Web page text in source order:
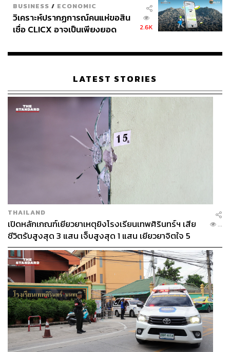
มีบางวันที่ตื่นมาแล้วอยากออกไปลุยแบบไม่มีแพลน ไม่อยาก
เสียเวลาคิดเรื่องการแต่งตัว แต่ยังอยากให้ลุคดูดีพร้อมออกไป
ใช้วันนั้นได้ทันที ลุค
Wild at Heartเลยเป็นคำตอบสำหรับวัน
U Crew Neck T-Shirt
กางเกงยีนส์ขาสั้น ที่เติมความคล่องตัวและมีชีวิตชีวาทำให้
ลุคโดยรวม ดูเท่ ดูสนุก และมั่นใจได้แบบไม่พยายาม ด้วยตัว
เสื้อที่มีเนื้อผ้าคอตตอน 100% ให้สัมผัสดีและอยู่ทรง ทำให้ลุค
ยังดูมีมิติ แม้จะเป็นวันที่แต่งตัวแบบสบาย ๆ ขณะที่ กางเกงยีน
ส์ขาสั้น ก็พร้อมพาไปลุยได้ทุกกิจกรรม ไม่ว่าจะเดินเล่น แวะ
คาเฟ่ หรือใช้วันหยุดแบบเต็มที่กับหลายแพลนในวันเดียว
How to Match:เพิ่มหรือลดไอเทมเสริมลุคนี้ได้ตามอารมณ์
วันไหนอยากให้ดูมีมิติขึ้น ลองเอา Overshirt หรือ Jacket มา
ใส่ทับ แต่ถ้าอยากให้ทุกอย่างดู active และคล่องตัว
Sneakers ถือว่าเป็นตัวเลือกที่ดี แต่ถ้าวันไหนอยากยกระดับ
ความเท่ ลองใส่ Boots หรือเพิ่ม Belt เข้าไปด้วย ก็เปลี่ยนลุค
ได้อีกแบบ
ด้วยดีไซน์ที่ผ่านการคิดมาอย่างดีและฟังก์ชันที่ตอบโจทย์ชีวิต
จริงUNIQLO T-SHIRTเลยเป็นมากกว่าเสื้อยืดธรรมดาในตู้
แต่คือไอเทมที่หยิบขึ้นมาแล้วมั่นใจได้ทันทีโดยไม่ต้องคิด
เยอะ และสามารถนำมามิกซ์แอนด์แมตช์ได้หลากหลายลุค
BUSINESS / ECONOMIC
วิเคราะห์ปรากฏการณ์คนแห่ขอสิน
เชื่อ CLICX อาจเป็นเพียงยอด
เรือนไทยที่ถูกซุกไว้
2.6K
LATEST STORIES
THAILAND
เปิดหลักเกณฑ์เยียวยาเหตุยิงโรงเรียนเทพศิรินทร์ฯ เสีย
ชีวิตรับสูงสุด 3 แสน เจ็บสูงสุด 1 แสน เยียวยาจิตใจ 5
ระดับ
...